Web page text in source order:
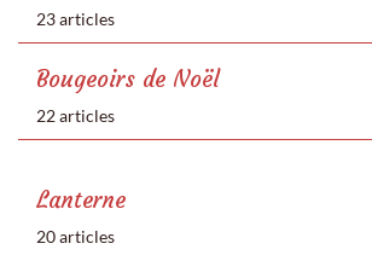
23 articles
Bougeoirs de Noël
22 articles
Lanterne
20 articles